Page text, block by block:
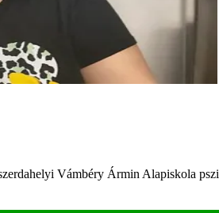
Vámbéry Ármin Alapiskola